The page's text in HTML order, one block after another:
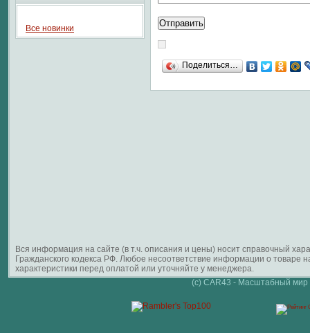
Поделиться…
Все новинки
Вся информация на сайте (в т.ч. описания и цены) носит справочный
Гражданского кодекса РФ. Любое несоответствие информации о
характеристики перед оплатой или уточняйте у менеджера.
(c) CAR43 - Масштабный мир